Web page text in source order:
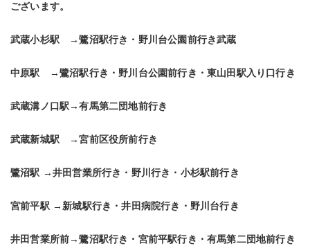
ございます。
武蔵小杉駅　→鷺沼駅行き・野川台公園前行き武蔵
中原駅　→鷺沼駅行き・野川台公園前行き・東山田駅入り口行き
武蔵溝ノ口駅→有馬第二団地前行き
武蔵新城駅　→宮前区役所前行き
鷺沼駅 →井田営業所行き・野川行き・小杉駅前行き
宮前平駅 →新城駅行き・井田病院行き・野川台行き
井田営業所前→鷺沼駅行き・宮前平駅行き・有馬第二団地前行き